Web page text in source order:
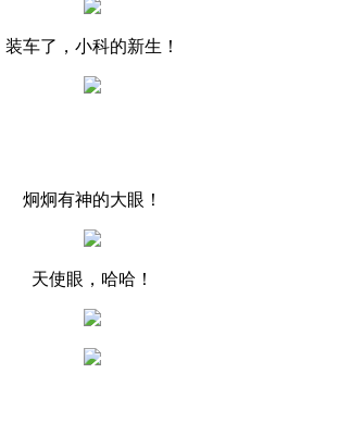
装车了，小科的新生！
炯炯有神的大眼！
天使眼，哈哈！